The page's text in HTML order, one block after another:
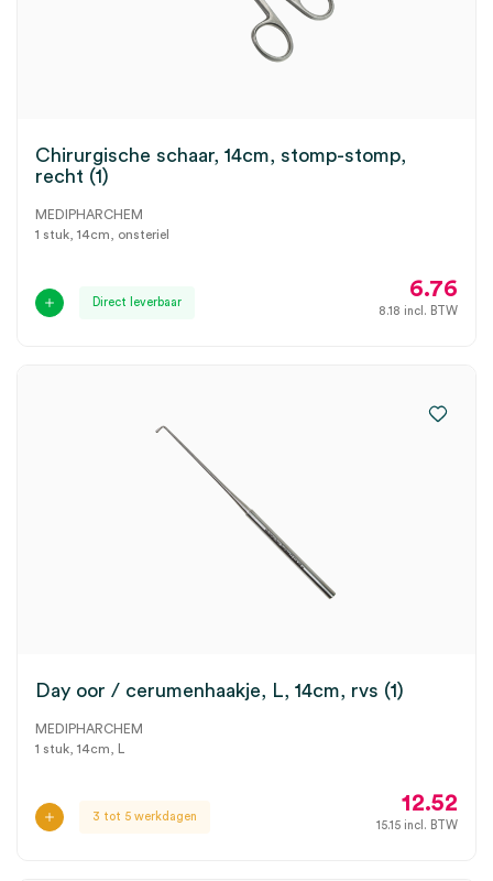
Chirurgische schaar, 14cm, stomp-stomp,
recht (1)
MEDIPHARCHEM
1 stuk, 14cm, onsteriel
Direct leverbaar
6.76
8.18 incl. BTW
Day oor / cerumenhaakje, L, 14cm, rvs (1)
MEDIPHARCHEM
1 stuk, 14cm, L
3 tot 5 werkdagen
12.52
15.15 incl. BTW